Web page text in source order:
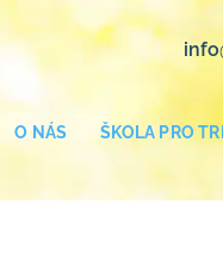
O NÁS ŠKOLA PRO